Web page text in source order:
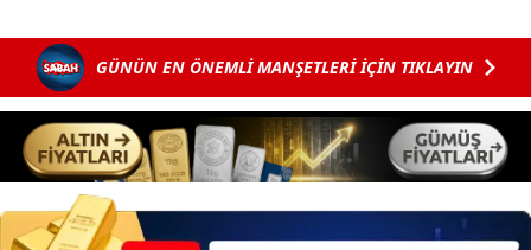
GÜNÜN EN ÖNEMLİ MANŞETLERİ İÇİN TIKLAYIN